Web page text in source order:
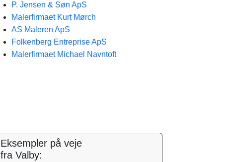
P. Jensen & Søn ApS
Malerfirmaet Kurt Mørch
AS Maleren ApS
Folkenberg Entreprise ApS
Malerfirmaet Michael Navntoft
Eksempler på veje
fra Valby: